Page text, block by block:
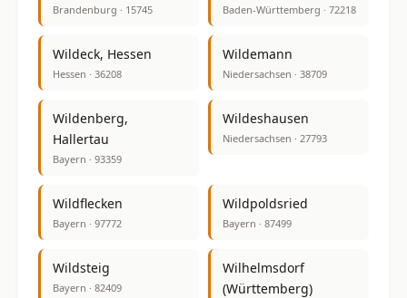
Brandenburg · 15745 Baden-Württemberg · 72218
Wildeck, Hessen
Hessen · 36208
Wildemann
Niedersachsen · 38709
Wildenberg,
Hallertau
Bayern · 93359
Wildeshausen
Niedersachsen · 27793
Wildflecken
Bayern · 97772
Wildpoldsried
Bayern · 87499
Wildsteig
Bayern · 82409
Wilhelmsdorf
(Württemberg)